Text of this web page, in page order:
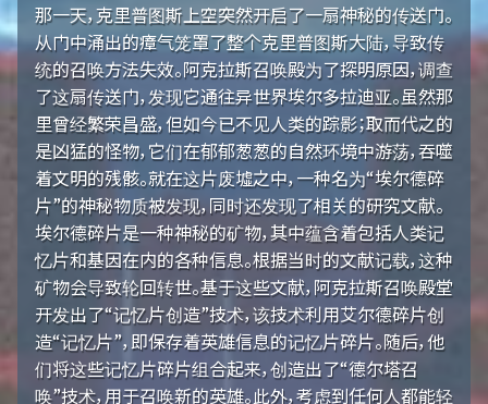
那一天，克里普图斯上空突然开启了一扇神秘的传送门。
从门中涌出的瘴气笼罩了整个克里普图斯大陆，导致传
统的召唤方法失效。阿克拉斯召唤殿为了探明原因，调查
了这扇传送门，发现它通往异世界埃尔多拉迪亚。虽然那
里曾经繁荣昌盛，但如今已不见人类的踪影；取而代之的
是凶猛的怪物，它们在郁郁葱葱的自然环境中游荡，吞噬
着文明的残骸。就在这片废墟之中，一种名为“埃尔德碎
片”的神秘物质被发现，同时还发现了相关的研究文献。
埃尔德碎片是一种神秘的矿物，其中蕴含着包括人类记
忆片和基因在内的各种信息。根据当时的文献记载，这种
矿物会导致轮回转世。基于这些文献，阿克拉斯召唤殿堂
开发出了“记忆片创造”技术，该技术利用艾尔德碎片创
造“记忆片”，即保存着英雄信息的记忆片碎片。随后，他
们将这些记忆片碎片组合起来，创造出了“德尔塔召
唤”技术，用于召唤新的英雄。此外，考虑到任何人都能轻